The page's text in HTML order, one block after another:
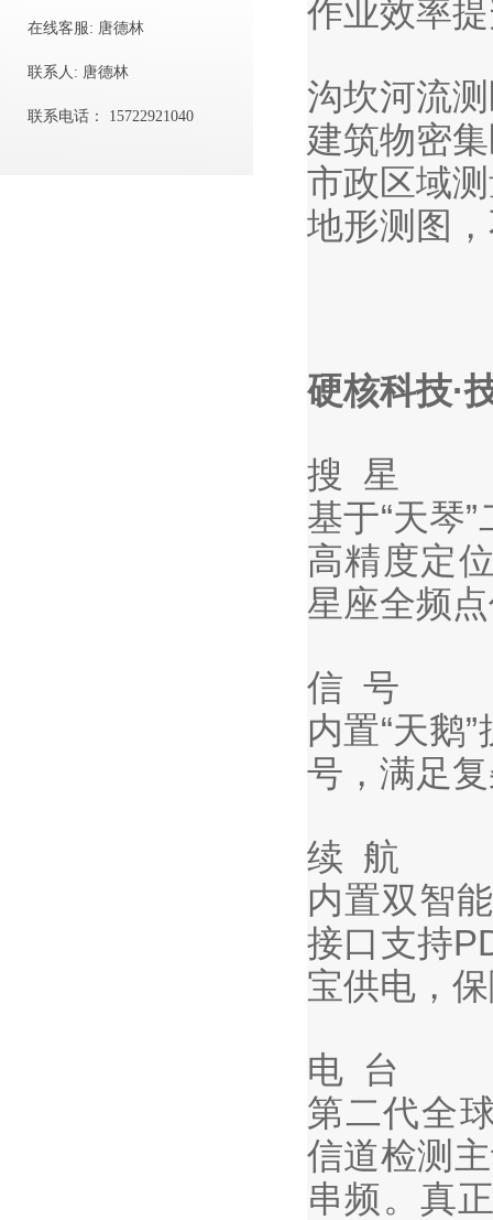
在线客服: 唐德林
联系人: 唐德林
联系电话： 15722921040
作业效率
沟坎河流
建筑物密
市政区域
地形测图
硬核科技·
搜 星
基于“天琴
高精度定
星座全频
信 号
内置“天鹅
号，满足
续 航
内置双智
接口支持
宝供电，
电 台
第二代全
信道检测
串频。真